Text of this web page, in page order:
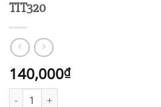
TIT320
140,000₫
TIT320 quantity